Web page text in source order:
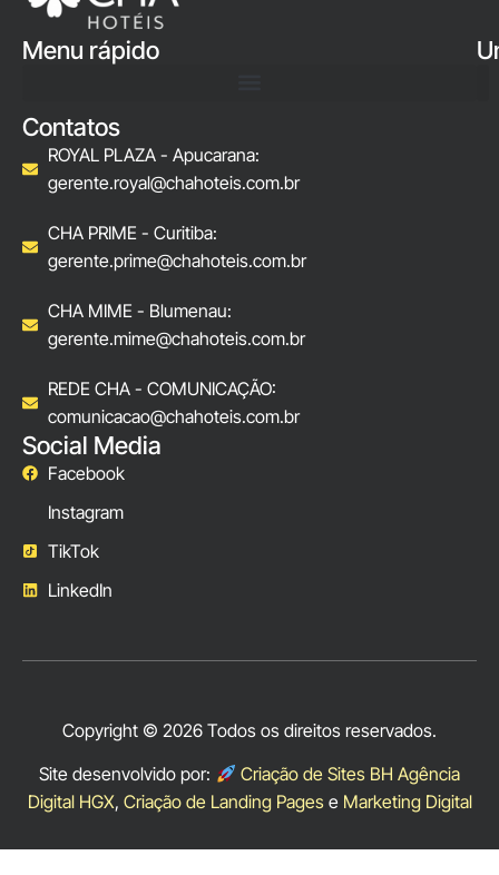
Menu rápido
Contatos
ROYAL PLAZA - Apucarana:
gerente.royal@chahoteis.com.br
CHA PRIME - Curitiba:
gerente.prime@chahoteis.com.br
CHA MIME - Blumenau:
gerente.mime@chahoteis.com.br
REDE CHA - COMUNICAÇÃO:
comunicacao@chahoteis.com.br
Social Media
Facebook
Instagram
TikTok
LinkedIn
Copyright © 2026 Todos os direitos reservados.
Site desenvolvido por:
Criação de Sites BH Agência
Digital HGX, Criação de Landing Pagese Marketing Digital